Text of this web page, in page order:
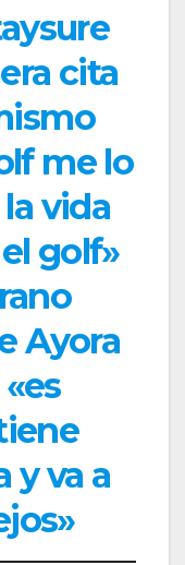
cita
me lo
vida
golf»
Ayora
y va a